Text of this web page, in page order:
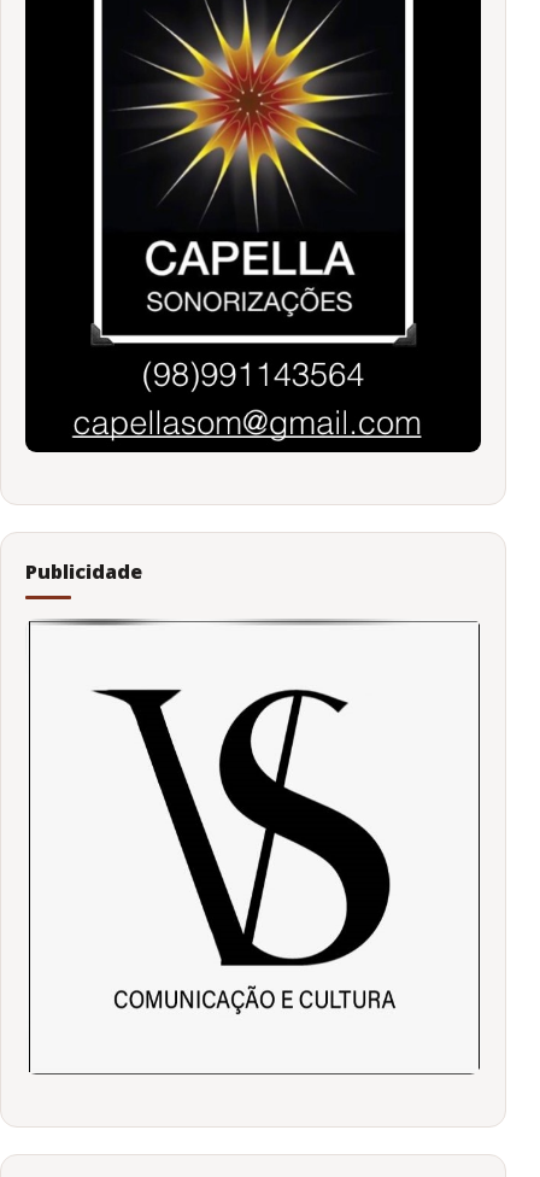
Publicidade